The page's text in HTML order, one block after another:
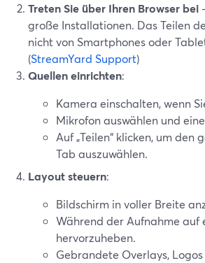
Treten Sie über Ihren Browser bei
große Installationen. Das Teilen
nicht von Smartphones oder
(StreamYard Support)
Quellen einrichten:
Kamera einschalten, wenn
Mikrofon auswählen und
Auf „Teilen“ klicken, um
Tab auszuwählen.
Layout steuern:
Bildschirm in voller Breite
Während der Aufnahme auf
hervorzuheben.
Gebrandete Overlays,